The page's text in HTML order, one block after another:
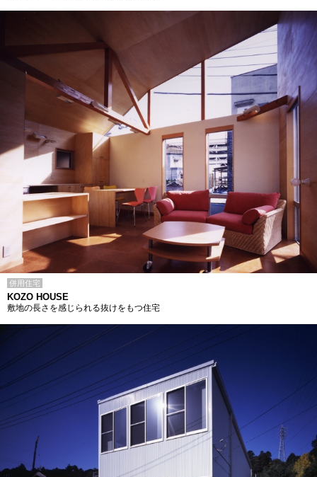
併用住宅
KOZO HOUSE
敷地の長さを感じられる抜けをもつ住宅